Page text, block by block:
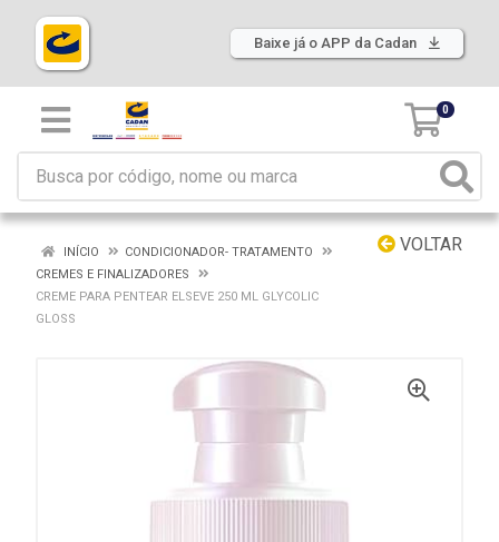
Baixe já o APP da Cadan
0
VOLTAR
INÍCIO
CONDICIONADOR- TRATAMENTO
CREMES E FINALIZADORES
CREME PARA PENTEAR ELSEVE 250 ML GLYCOLIC
GLOSS